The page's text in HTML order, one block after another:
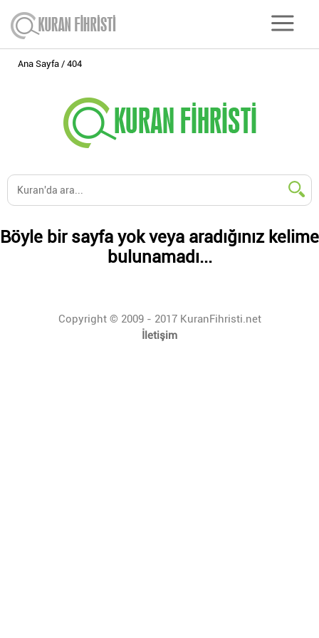
Ana Sayfa 404
Böyle bir sayfa yok veya aradığınız kelime
bulunamadı...
Copyright © 2009 - 2017 KuranFihristi.net
İletişim